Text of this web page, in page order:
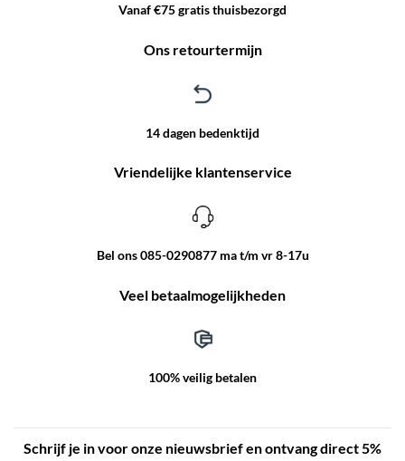
Vanaf €75 gratis thuisbezorgd
Ons retourtermijn
14 dagen bedenktijd
Vriendelijke klantenservice
Bel ons 085-0290877 ma t/m vr 8-17u
Veel betaalmogelijkheden
100% veilig betalen
Schrijf je in voor onze nieuwsbrief en ontvang direct 5%